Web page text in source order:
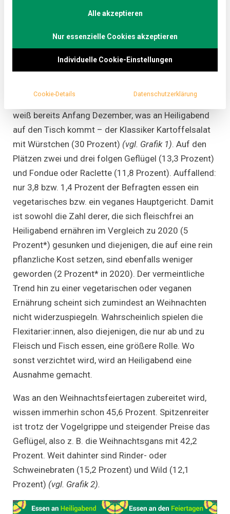
klassisch: Kartoffelsalat mit Würstchen an
Heiligabend und Geflügel, z. B. Gans, an den
Feiertagen. Das sind die Ergebnisse einer
repräsentativen Civey-Umfrage im Auftrag des
Mehr als die Hälfte aller Befragten (56,7 Prozent)
weiß bereits Anfang Dezember, was an Heiligabend
auf den Tisch kommt – der Klassiker Kartoffelsalat
mit Würstchen (30 Prozent) (vgl. Grafik 1). Auf den
Plätzen zwei und drei folgen Geflügel (13,3 Prozent)
und Fondue oder Raclette (11,8 Prozent). Auffallend:
nur 3,8 bzw. 1,4 Prozent der Befragten essen ein
vegetarisches bzw. ein veganes Hauptgericht. Damit
ist sowohl die Zahl derer, die sich fleischfrei an
Heiligabend ernähren im Vergleich zu 2020 (5
Prozent*) gesunken und diejenigen, die auf eine rein
pflanzliche Kost setzen, sind ebenfalls weniger
geworden (2 Prozent* in 2020). Der vermeintliche
Trend hin zu einer vegetarischen oder veganen
Ernährung scheint sich zumindest an Weihnachten
nicht widerzuspiegeln. Wahrscheinlich spielen die
Flexitarier:innen, also diejenigen, die nur ab und zu
Fleisch und Fisch essen, eine größere Rolle. Wo
sonst verzichtet wird, wird an Heiligabend eine
Ausnahme gemacht.
Was an den Weihnachtsfeiertagen zubereitet wird,
wissen immerhin schon 45,6 Prozent. Spitzenreiter
ist trotz der Vogelgrippe und steigender Preise das
Geflügel, also z. B. die Weihnachtsgans mit 42,2
Prozent. Weit dahinter sind Rinder- oder
Schweinebraten (15,2 Prozent) und Wild (12,1
Prozent) (vgl. Grafik 2).
Alle akzeptieren
Nur essenzielle Cookies akzeptieren
Individuelle Cookie-Einstellungen
Cookie-Details Datenschutzerklärung